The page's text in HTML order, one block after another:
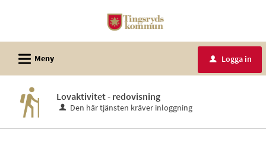
e-
tjänster
-
Tingsryds
kommun
L Meny u Logga in
Lovaktivitet - redovisning
Den här tjänsten kräver inloggning